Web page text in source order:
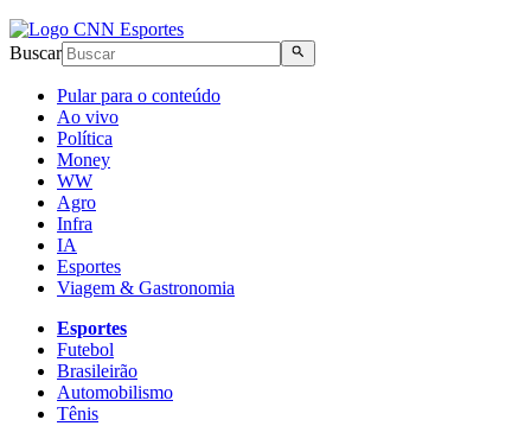
Buscar
Pular para o conteúdo
Ao vivo
Política
Money
WW
Agro
Infra
IA
Esportes
Viagem & Gastronomia
Esportes
Futebol
Brasileirão
Automobilismo
Tênis